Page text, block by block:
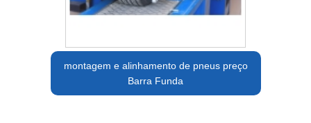
montagem e alinhamento de pneus preço
Barra Funda